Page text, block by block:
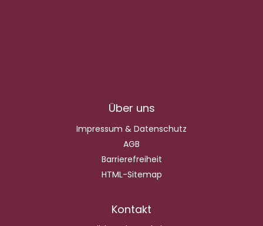
Über uns
Impressum & Datenschutz
AGB
Barrierefreiheit
HTML-Sitemap
Kontakt